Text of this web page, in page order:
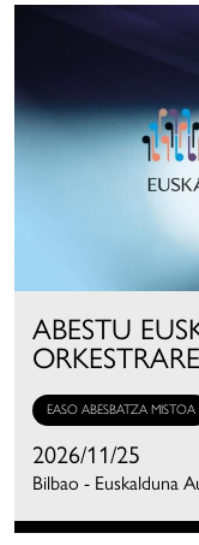
ABESTU
EASO ABESBATZA MISTOA
2026/11/25
Bilbao - Euskalduna